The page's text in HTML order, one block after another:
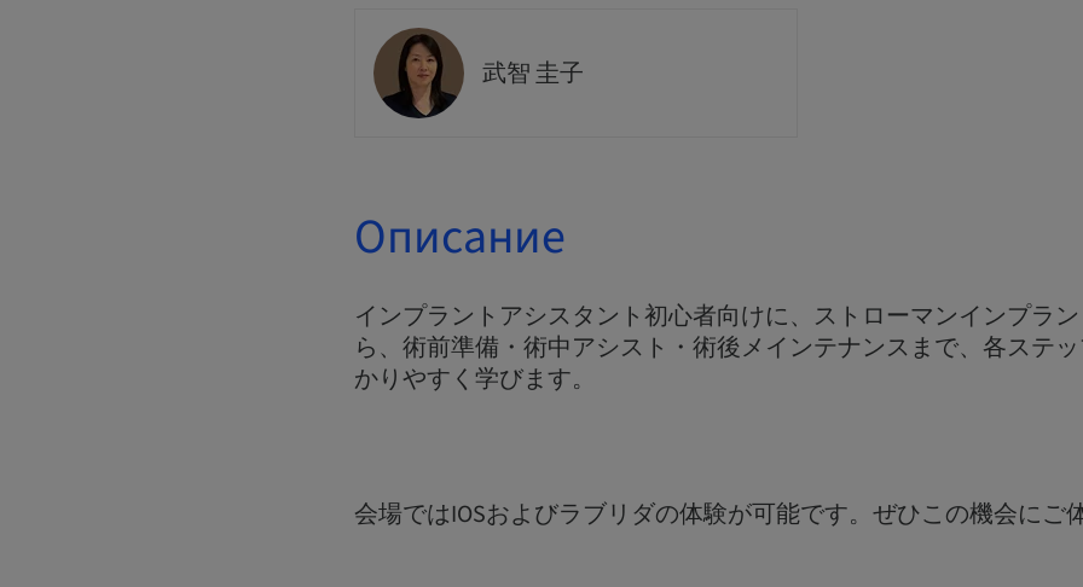
武智 圭子
Описание
インプラントアシスタント初心者向けに、ストローマンインプラ
ら、術前準備・術中アシスト・術後メインテナンスまで、各ステ
かりやすく学びます。
会場ではIOSおよびラブリダの体験が可能です。ぜひこの機会にご